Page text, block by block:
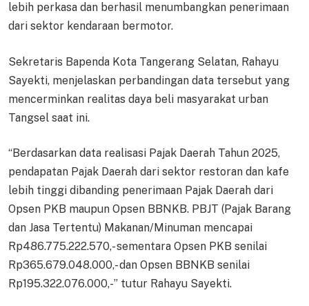
lebih perkasa dan berhasil menumbangkan penerimaan
dari sektor kendaraan bermotor.
Sekretaris Bapenda Kota Tangerang Selatan, Rahayu
Sayekti, menjelaskan perbandingan data tersebut yang
mencerminkan realitas daya beli masyarakat urban
Tangsel saat ini.
“Berdasarkan data realisasi Pajak Daerah Tahun 2025,
pendapatan Pajak Daerah dari sektor restoran dan kafe
lebih tinggi dibanding penerimaan Pajak Daerah dari
Opsen PKB maupun Opsen BBNKB. PBJT (Pajak Barang
dan Jasa Tertentu) Makanan/Minuman mencapai
Rp486.775.222.570,- sementara Opsen PKB senilai
Rp365.679.048.000,- dan Opsen BBNKB senilai
Rp195.322.076.000,-” tutur Rahayu Sayekti.